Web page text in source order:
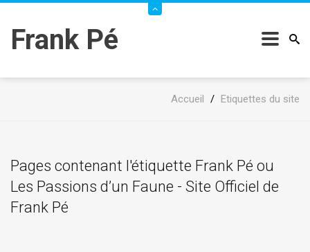
Frank Pé
Accueil / Etiquettes du site
Pages contenant l'étiquette Frank Pé ou
Les Passions d’un Faune - Site Officiel de
Frank Pé